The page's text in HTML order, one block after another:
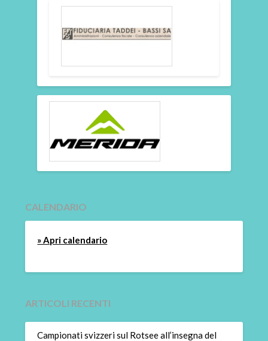
CALENDARIO
» Apri calendario
ARTICOLI RECENTI
Campionati svizzeri sul Rotsee all’insegna del